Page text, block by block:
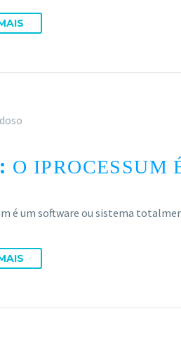
O IPROCESSUM
é um software ou sistema